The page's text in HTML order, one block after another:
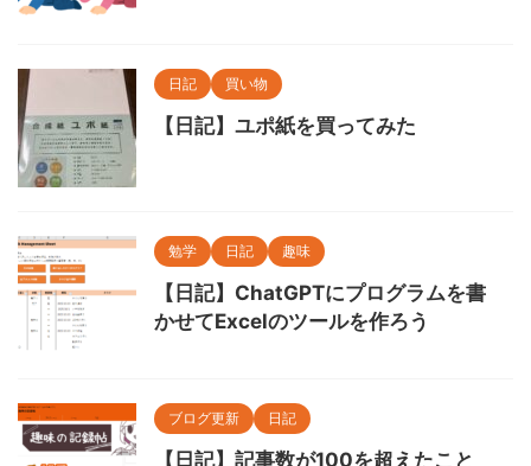
日記 買い物
【日記】ユポ紙を買ってみた
勉学 日記 趣味
【日記】ChatGPTにプログラムを書
かせてExcelのツールを作ろう
ブログ更新 日記
【日記】記事数が100を超えたこと